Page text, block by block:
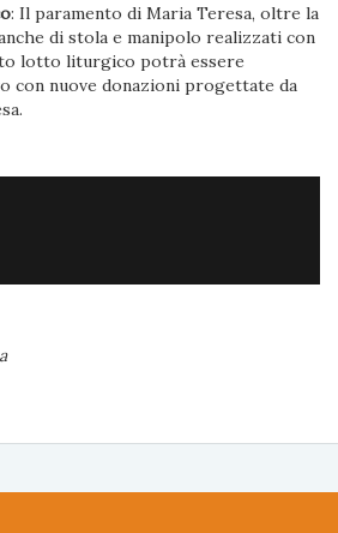
: Il paramento di Maria Teresa, oltre la
di stola e manipolo realizzati con
lotto liturgico potrà essere
con nuove donazioni progettate da